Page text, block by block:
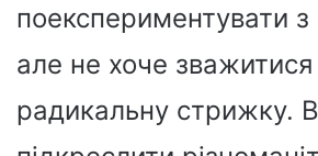
поекспериментувати
але не хоче
радикальну стрижку.